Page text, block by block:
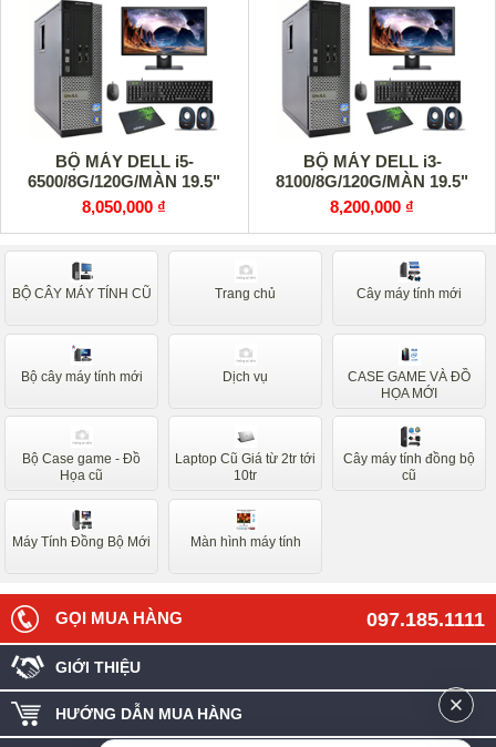
BỘ MÁY DELL i5-
6500/8G/120G/MÀN 19.5"
8,050,000 ₫
BỘ MÁY DELL i3-
8100/8G/120G/MÀN 19.5"
8,200,000 ₫
BỘ CÂY MÁY TÍNH CŨ Trang chủ Cây máy tính mới
Bộ cây máy tính mới Dịch vụ
CASE GAME VÀ ĐỒ
HỌA MỚI
Bộ Case game - Đồ
Họa cũ
Laptop Cũ Giá từ 2tr tới
10tr
Cây máy tính đồng bộ
cũ
Máy Tính Đồng Bộ Mới Màn hình máy tính
097.185.1111
GỌI MUA HÀNG
GIỚI THIỆU
HƯỚNG DẪN MUA HÀNG